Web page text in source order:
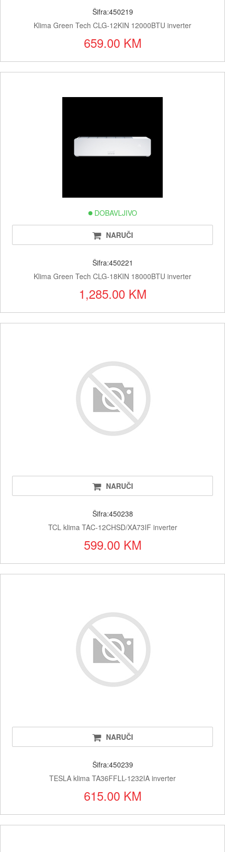
Šifra:450219
Klima Green Tech CLG-12KIN 12000BTU inverter
659.00 KM
DOBAVLJIVO
NARUČI
Šifra:450221
Klima Green Tech CLG-18KIN 18000BTU inverter
1,285.00 KM
NARUČI
Šifra:450238
TCL klima TAC-12CHSD/XA73IF inverter
599.00 KM
NARUČI
Šifra:450239
TESLA klima TA36FFLL-1232IA inverter
615.00 KM